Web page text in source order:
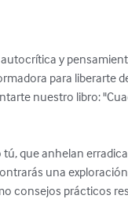
y
para liberarte
nuestro libro:
que anhelan
una
consejos prácticos